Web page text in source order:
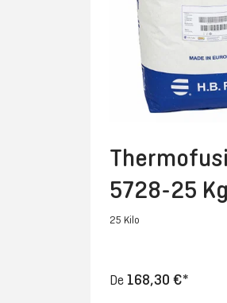
5728-25 Kg
25 Kilo
De 168,30 €*